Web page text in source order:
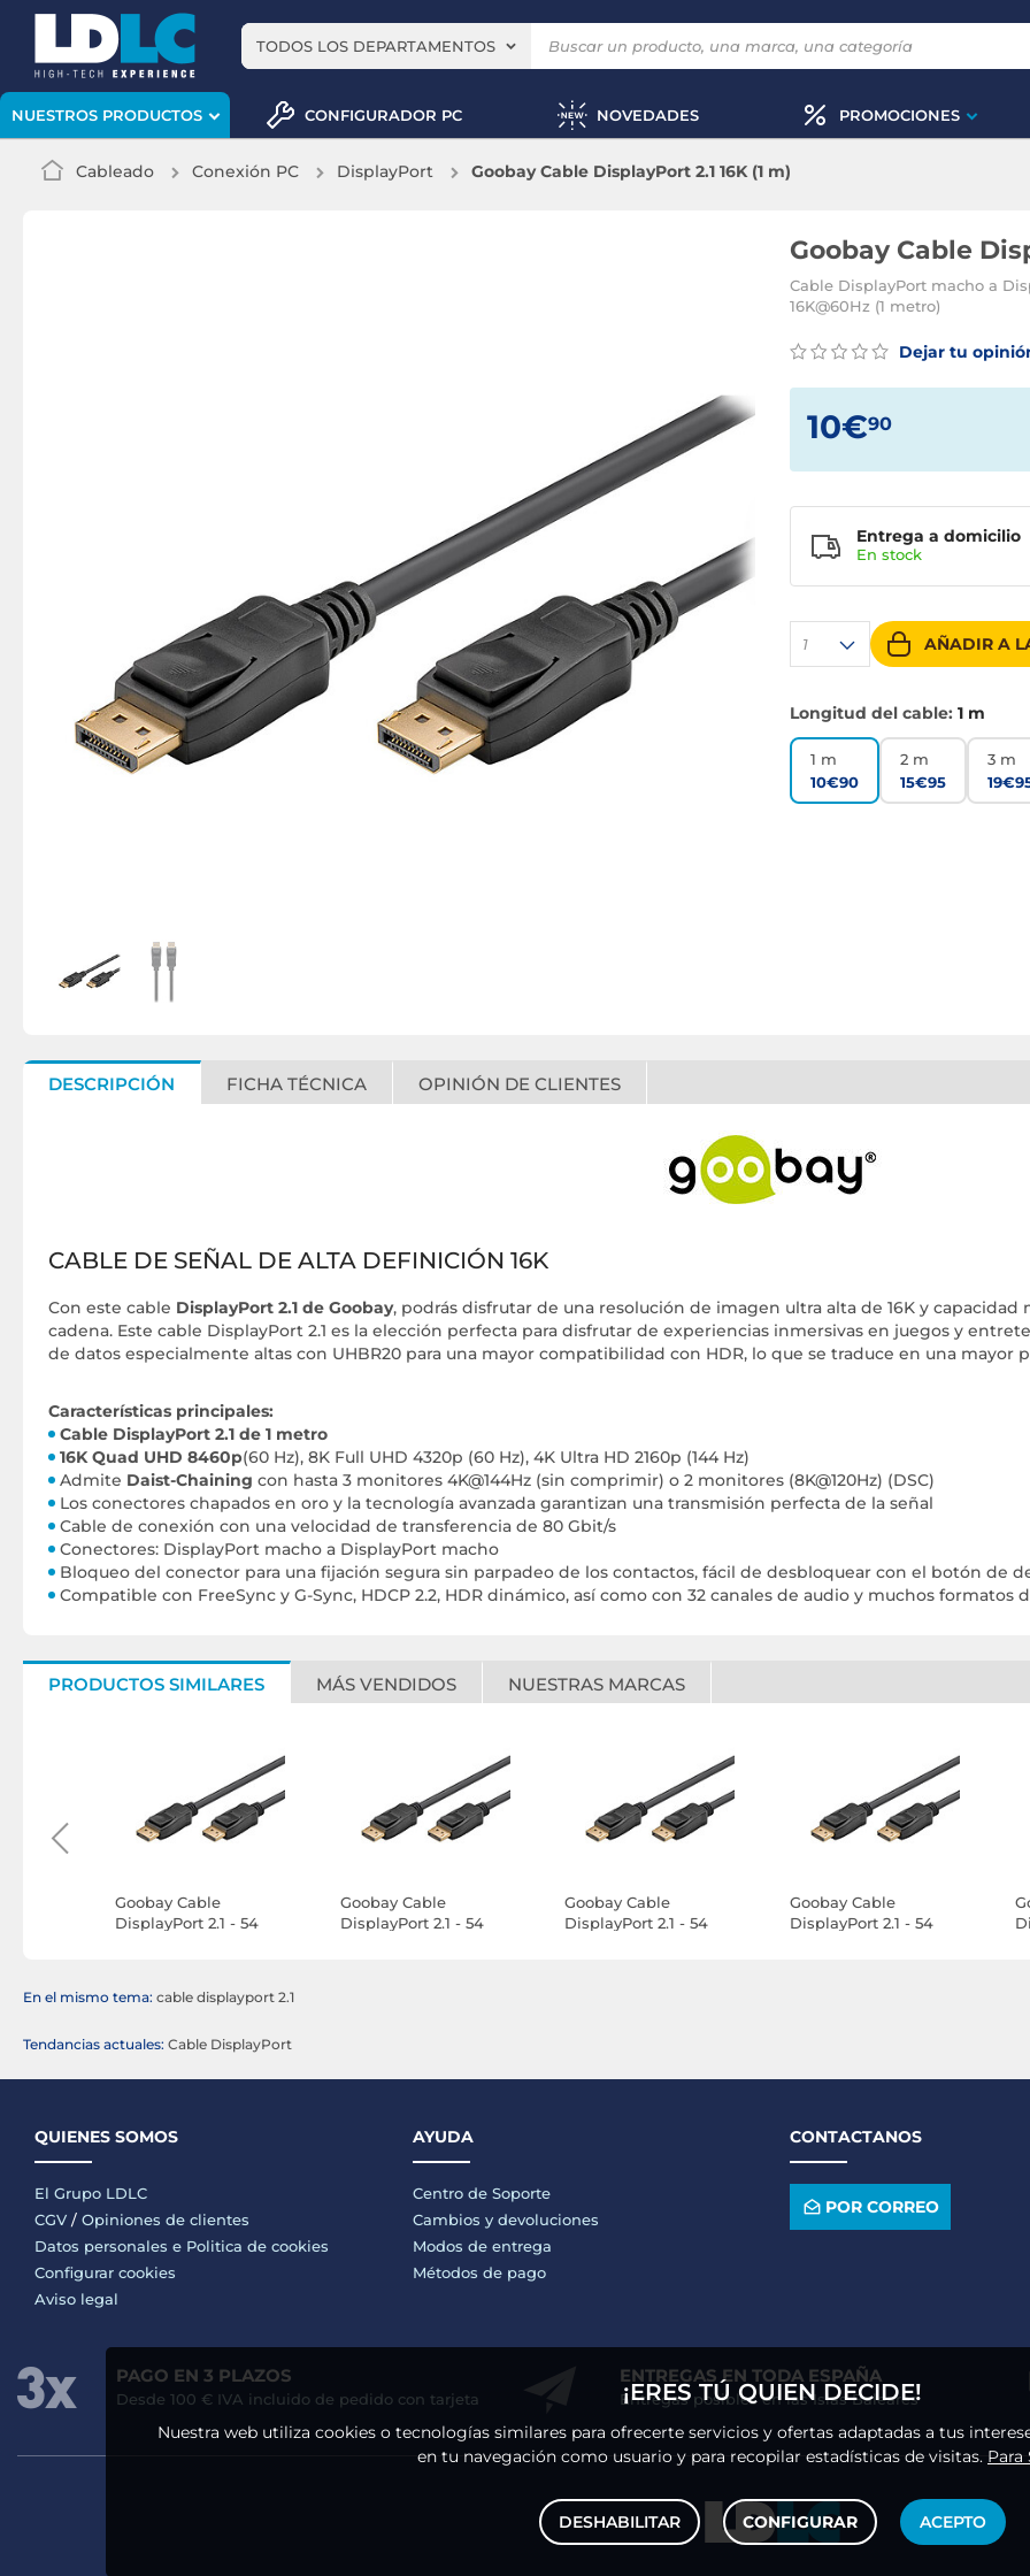
TODOS LOS DEPARTAMENTOS
NUESTROS PRODUCTOS CONFIGURADOR PC NOVEDADES PROMOCIONES
Cableado Conexión PC DisplayPort Goobay Cable DisplayPort 2.1 16K (1 m)
Goobay Cable
Cable DisplayPort macho a
16K@60Hz (1 metro)
Dejar tu
10€90
1 AÑADIR A
Entrega a domicilio
En stock
Longitud del cable: 1 m
1 m
10€90
2 m
15€95
3 m
DESCRIPCIÓN FICHA TÉCNICA OPINIÓN DE CLIENTES
CABLE DE SEÑAL DE ALTA DEFINICIÓN 16K
Con este cable DisplayPort 2.1 de Goobay, podrás disfrutar de una resolución de imagen ultra alta de 16K y
cadena. Este cable DisplayPort 2.1 es la elección perfecta para disfrutar de experiencias inmersivas en juegos y
de datos especialmente altas con UHBR20 para una mayor compatibilidad con HDR, lo que se traduce en una
Características principales:
Cable DisplayPort 2.1 de 1 metro
16K Quad UHD 8460p(60 Hz), 8K Full UHD 4320p (60 Hz), 4K Ultra HD 2160p (144 Hz)
Admite Daist-Chaining con hasta 3 monitores 4K@144Hz (sin comprimir) o 2 monitores (8K@120Hz) (DSC)
Los conectores chapados en oro y la tecnología avanzada garantizan una transmisión perfecta de la señal
Cable de conexión con una velocidad de transferencia de 80 Gbit/s
Conectores: DisplayPort macho a DisplayPort macho
Bloqueo del conector para una fijación segura sin parpadeo de los contactos, fácil de desbloquear con el botón de
Compatible con FreeSync y G-Sync, HDCP 2.2, HDR dinámico, así como con 32 canales de audio y muchos
PRODUCTOS SIMILARES MÁS VENDIDOS NUESTRAS MARCAS
Goobay Cable
DisplayPort 2.1 - 54
Goobay Cable
DisplayPort 2.1 - 54
Goobay Cable
DisplayPort 2.1 - 54
Goobay Cable
DisplayPort 2.1 - 54
En el mismo tema: cable displayport 2.1
Tendancias actuales: Cable DisplayPort
QUIENES SOMOS
El Grupo LDLC
CGV / Opiniones de clientes
Datos personales e Politica de cookies
Configurar cookies
Aviso legal
AYUDA
Centro de Soporte
Cambios y devoluciones
Modos de entrega
Métodos de pago
CONTACTANOS
POR CORREO
PAGO EN 3 PLAZOS
Desde 100 € IVA incluido de pedido con tarjeta
ENTREGAS EN TODA ESPAÑA
Entregas posibles en las Islas Baleares
¡ERES TÚ QUIEN DECIDE!
Nuestra web utiliza cookies o tecnologías similares para ofrecerte servicios y ofertas adaptadas a tus
en tu navegación como usuario y para recopilar estadísticas de visitas. Para
DESHABILITAR CONFIGURAR ACEPTO